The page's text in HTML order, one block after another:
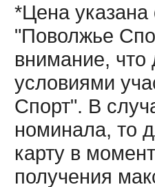
*Цена указана
"Поволжье
внимание, что
условиями
Спорт". В
номинала, то
карту в
получения